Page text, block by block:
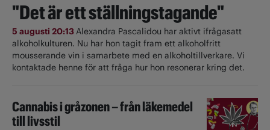
"Det är ett ställningstagande"
5 augusti 20:13Alexandra Pascalidou har aktivt ifrågasatt
alkoholkulturen. Nu har hon tagit fram ett alkoholfritt
mousserande vin i samarbete med en alkoholtillverkare. Vi
kontaktade henne för att fråga hur hon resonerar kring det.
Cannabis i gråzonen – från läkemedel
till livsstil